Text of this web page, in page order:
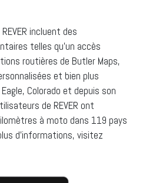
incluent des
telles qu’un accès
routières de Butler Maps,
et bien plus
Colorado et depuis son
de REVER ont
à moto dans 119 pays
d’informations, visitez